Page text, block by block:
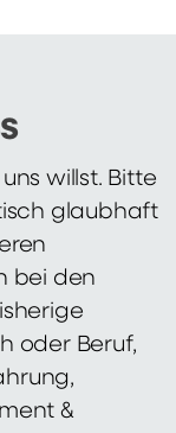
willst. Bitte
glaubhaft
bei den
oder Beruf,
&